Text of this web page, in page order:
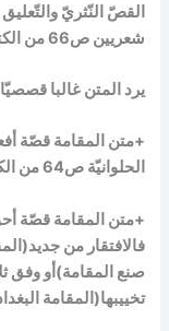
القصّ النّثريّ
شعريين ص66 من الكتاب المدرسيّ
يرد المتن غالبا
+متن المقامة قصّة
الحلوانيّة ص64 من الكتاب المدرسيّ
+متن المقامة قصّة
فالافتقار من
صنع المقامة)أو وفق
تخييبها(المقامة